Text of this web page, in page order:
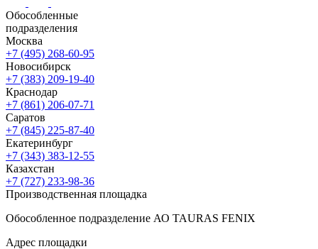
Обособленные
подразделения
Москва
+7 (495) 268-60-95
Новосибирск
+7 (383) 209-19-40
Краснодар
+7 (861) 206-07-71
Саратов
+7 (845) 225-87-40
Екатеринбург
+7 (343) 383-12-55
Казахстан
+7 (727) 233-98-36
Производственная площадка
Обособленное подразделение АО TAURAS FENIX
Адрес площадки